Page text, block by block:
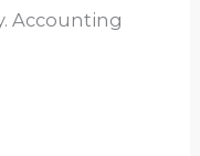
Accounting